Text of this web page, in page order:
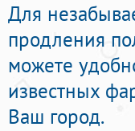
Для
продления
можете
известных
Ваш город.